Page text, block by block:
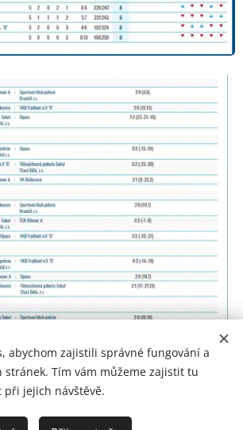
abychom zajistili správné fungování a
stránek. Tím vám můžeme zajistit tu
při jejich návštěvě.